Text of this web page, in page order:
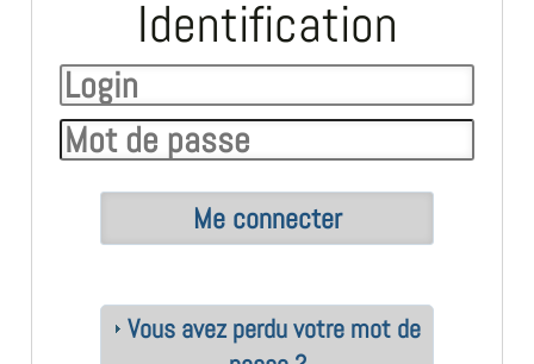
Identification
Vous avez perdu votre mot de